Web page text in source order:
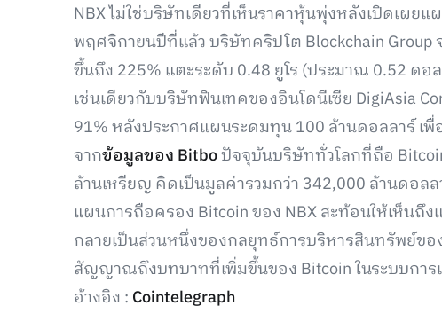
NBX ไม่ใช่บริษัทเดียวที่เห็นราคาหุ้นพุ่งหลังเปิดเผย
พฤศจิกายนปีที่แล้ว บริษัทคริปโต Blockchain Group
ขึ้นถึง 225% แตะระดับ 0.48 ยูโร (ประมาณ 0.52 ดอ
เช่นเดียวกับบริษัทฟินเทคของอินโดนีเซีย DigiAsia
91% หลังประกาศแผนระดมทุน 100 ล้านดอลลาร์ เพื่
จากข้อมูลของ Bitboปัจจุบันบริษัททั่วโลกที่ถือ
ล้านเหรียญ คิดเป็นมูลค่ารวมกว่า 342,000 ล้านดอลล
แผนการถือครอง Bitcoin ของ NBX สะท้อนให้เห็นถึง
กลายเป็นส่วนหนึ่งของกลยุทธ์การบริหารสินทรัพย์ขอ
สัญญาณถึงบทบาทที่เพิ่มขึ้นของ Bitcoin ในระบบการ
อ้างอิง : Cointelegraph